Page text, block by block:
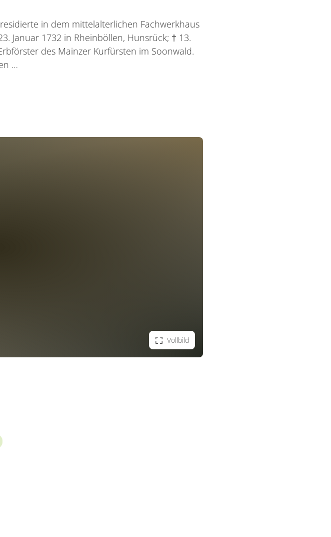
in dem mittelalterlichen Fachwerkhaus
Januar 1732 in Rheinböllen, Hunsrück; † 13.
des Mainzer Kurfürsten im Soonwald.
…
Vollbild